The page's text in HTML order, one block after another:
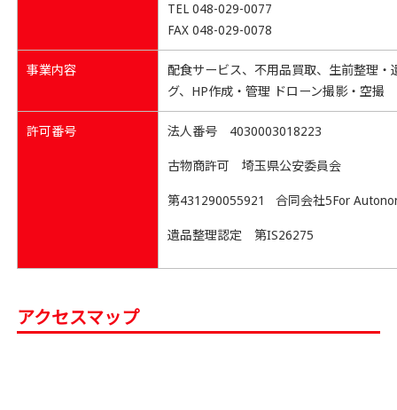
TEL 048-029-0077
FAX 048-029-0078
事業内容
配食サービス、不用品買取、生前整理
グ、HP作成・管理 ドローン撮影・空撮
許可番号 法人番号 4030003018223
古物商許可 埼玉県公安委員会
第431290055921 合同会社5For
遺品整理認定 第IS26275
アクセスマップ